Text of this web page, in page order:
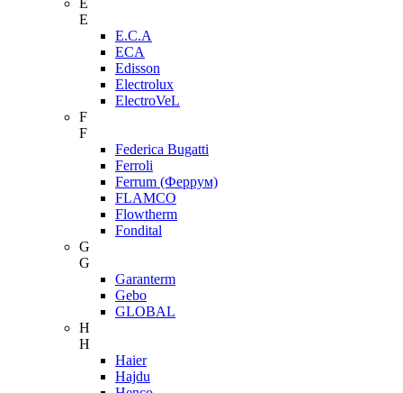
E
E
E.C.A
ECA
Edisson
Electrolux
ElectroVeL
F
F
Federica Bugatti
Ferroli
Ferrum (Феррум)
FLAMCO
Flowtherm
Fondital
G
G
Garanterm
Gebo
GLOBAL
H
H
Haier
Hajdu